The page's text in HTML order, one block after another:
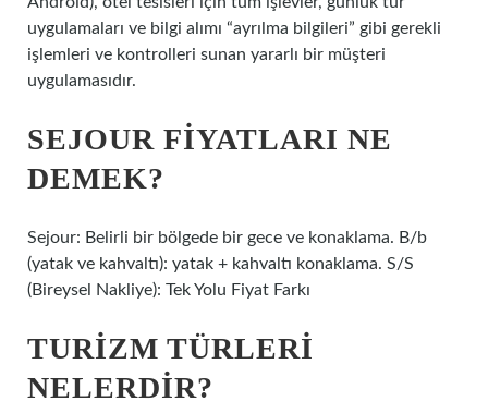
uygulamaları ve bilgi alımı “ayrılma bilgileri” gibi gerekli
işlemleri ve kontrolleri sunan yararlı bir müşteri
uygulamasıdır.
SEJOUR FIYATLARI NE
DEMEK?
Sejour: Belirli bir bölgede bir gece ve konaklama. B/b
(yatak ve kahvaltı): yatak + kahvaltı konaklama. S/S
(Bireysel Nakliye): Tek Yolu Fiyat Farkı
TURIZM TÜRLERI
NELERDIR?